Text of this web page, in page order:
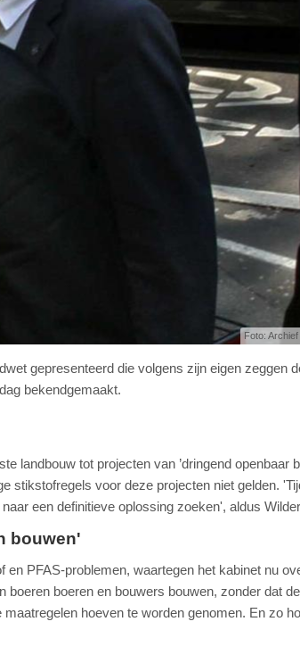
Foto:
gepresenteerd die volgens zijn eigen zeggen
bekendgemaakt.
landbouw tot projecten van ’dringend openbaar
stikstofregels voor deze projecten niet gelden.
een definitieve oplossing zoeken', aldus
bouwen'
PFAS-problemen, waartegen het kabinet nu
boeren en bouwers bouwen, zonder dat de
hoeven te worden genomen. En zo